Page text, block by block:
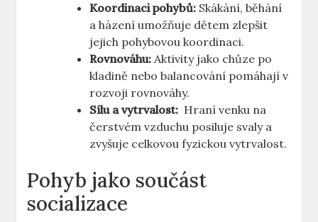
Koordinaci pohybů: Skákání, běhání
a házení umožňuje dětem zlepšit
jejich pohybovou koordinaci.
Rovnováhu: Aktivity jako ⁣chůze po
kladině nebo​ balancování pomáhají v
rozvoji rovnováhy.
Sílu a vytrvalost: ⁣ Hraní venku na‍
čerstvém vzduchu posiluje svaly⁢ a
zvyšuje celkovou fyzickou ‌vytrvalost.
Pohyb jako součást
socializace